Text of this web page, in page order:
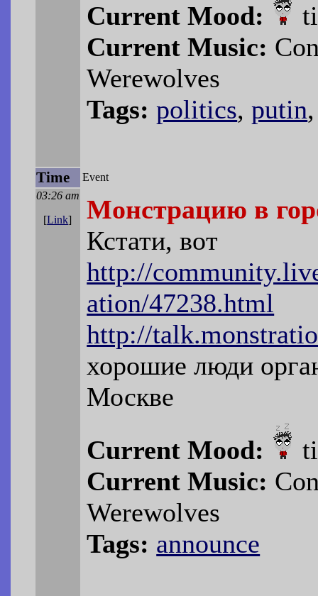
Current Mood:
Current Music:
Werewolves
Tags: politics,putin
Time
Event
03:26 am
[Link]
Монстрацию в
Кстати, вот
http://
ation/47238.html
http://
хорошие люди
Москве
Current Mood:
Current Music:
Werewolves
Tags: announce